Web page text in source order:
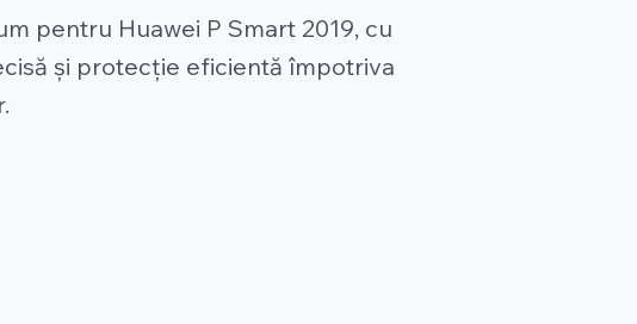
pentru Huawei P Smart 2019, cu
și protecție eficientă împotriva